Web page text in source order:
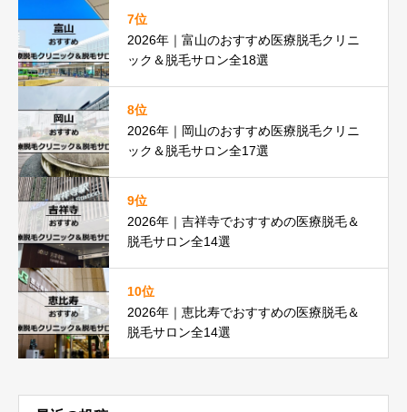
7位
2026年｜富山のおすすめ医療脱毛クリニ
ック＆脱毛サロン全18選
8位
2026年｜岡山のおすすめ医療脱毛クリニ
ック＆脱毛サロン全17選
9位
2026年｜吉祥寺でおすすめの医療脱毛＆
脱毛サロン全14選
10位
2026年｜恵比寿でおすすめの医療脱毛＆
脱毛サロン全14選